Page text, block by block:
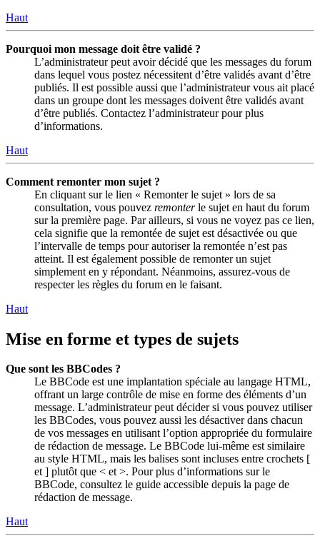
Haut
Pourquoi mon message doit être validé ?
L’administrateur peut avoir décidé que les messages du forum
dans lequel vous postez nécessitent d’être validés avant d’être
publiés. Il est possible aussi que l’administrateur vous ait placé
dans un groupe dont les messages doivent être validés avant
d’être publiés. Contactez l’administrateur pour plus
d’informations.
Haut
Comment remonter mon sujet ?
En cliquant sur le lien « Remonter le sujet » lors de sa
consultation, vous pouvez remonterle sujet en haut du forum
sur la première page. Par ailleurs, si vous ne voyez pas ce lien,
cela signifie que la remontée de sujet est désactivée ou que
l’intervalle de temps pour autoriser la remontée n’est pas
atteint. Il est également possible de remonter un sujet
simplement en y répondant. Néanmoins, assurez-vous de
respecter les règles du forum en le faisant.
Haut
Mise en forme et types de sujets
Que sont les BBCodes ?
Le BBCode est une implantation spéciale au langage HTML,
offrant un large contrôle de mise en forme des éléments d’un
message. L’administrateur peut décider si vous pouvez utiliser
les BBCodes, vous pouvez aussi les désactiver dans chacun
de vos messages en utilisant l’option appropriée du formulaire
de rédaction de message. Le BBCode lui-même est similaire
au style HTML, mais les balises sont incluses entre crochets [
et ] plutôt que < et >. Pour plus d’informations sur le
BBCode, consultez le guide accessible depuis la page de
rédaction de message.
Haut